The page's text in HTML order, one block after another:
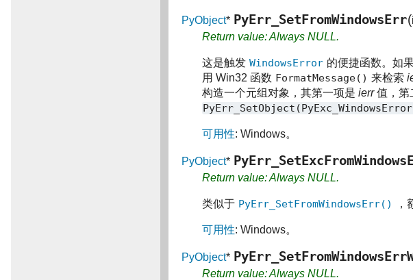
PyObject* PyErr_SetFromWindowsErr(
Return value: Always NULL.
这是触发 WindowsError 的便捷函数。如
用 Win32 函数 FormatMessage() 来检索
构造一个元组对象，其第一项是ierr值，第
可用性: Windows。
PyObject*
Return value: Always NULL.
类似于 PyErr_SetFromWindowsErr() ，
可用性: Windows。
PyObject*
Return value: Always NULL.